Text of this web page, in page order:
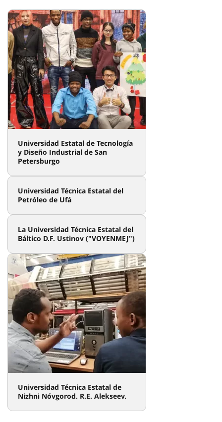
Universidad Estatal de Tecnología
y Diseño Industrial de San
Petersburgo
Universidad Técnica Estatal del
Petróleo de Ufá
La Universidad Técnica Estatal del
Báltico D.F. Ustinov ("VOYENMEJ")
Universidad Técnica Estatal de
Nizhni Nóvgorod. R.E. Alekseev.